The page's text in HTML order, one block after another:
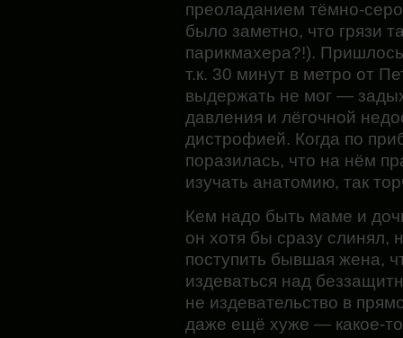
преоладанием тёмно-
было заметно, что грязи
парикмахера?!).
т.к. 30 минут в метро от
выдержать не мог —
давления и лёгочной
дистрофией. Когда по
поразилась, что на нём
изучать анатомию, так
Кем надо быть маме и
он хотя бы сразу слинял,
поступить бывшая жена,
издеваться над
не издевательство в
даже ещё хуже — какое-